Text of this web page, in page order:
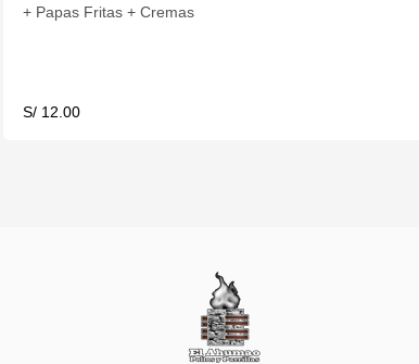
+ Papas Fritas + Cremas
S/ 12.00